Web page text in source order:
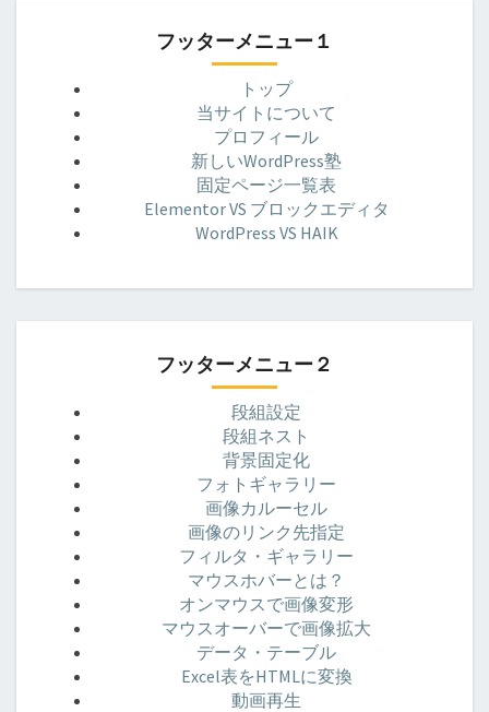
フッターメニュー１
トップ
当サイトについて
プロフィール
新しいWordPress塾
固定ページ一覧表
Elementor VS ブロックエディタ
WordPress VS HAIK
フッターメニュー２
段組設定
段組ネスト
背景固定化
フォトギャラリー
画像カルーセル
画像のリンク先指定
フィルタ・ギャラリー
マウスホバーとは？
オンマウスで画像変形
マウスオーバーで画像拡大
データ・テーブル
Excel表をHTMLに変換
動画再生